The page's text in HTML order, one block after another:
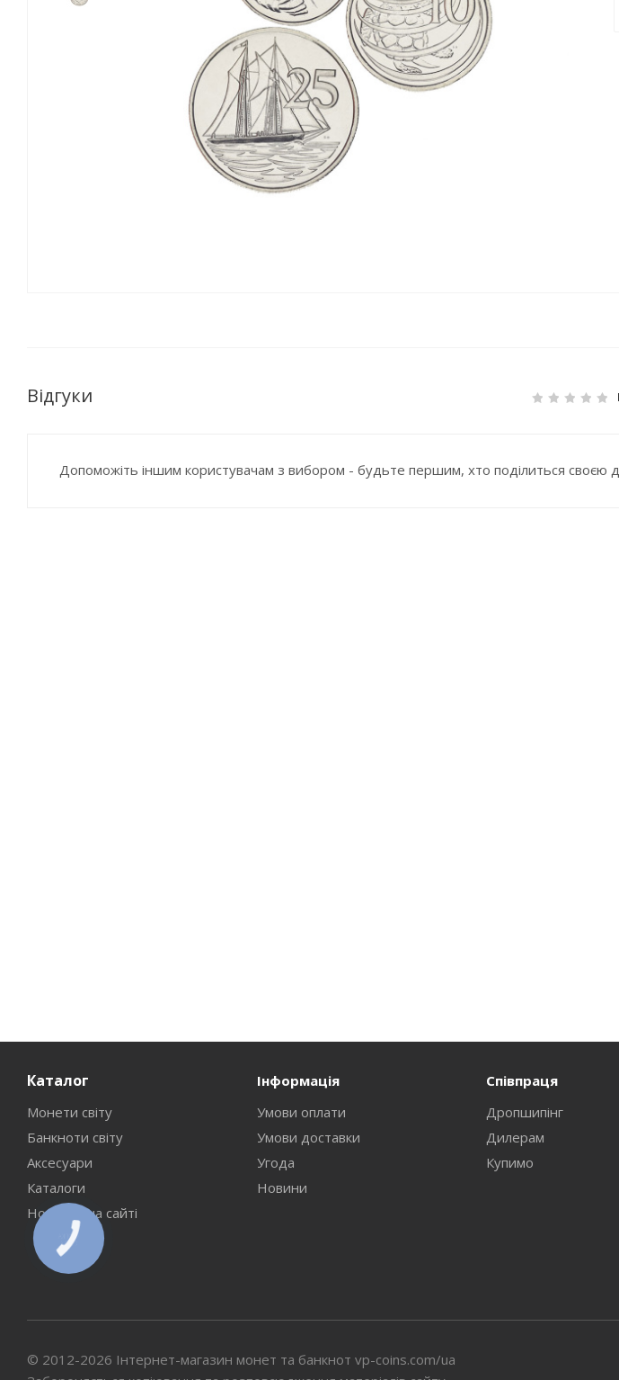
Відгуки
Допоможіть іншим користувачам з вибором - будьте першим, хто поділиться своєю
Каталог
Монети світу
Банкноти світу
Аксесуари
Каталоги
Новинки на сайті
Інформація
Умови оплати
Умови доставки
Угода
Новини
Співпраця
Дропшипінг
Дилерам
Купимо
© 2012-2026 Інтернет-магазин монет та банкнот vp-coins.com/ua
КНОПКА
СВЯЗИ